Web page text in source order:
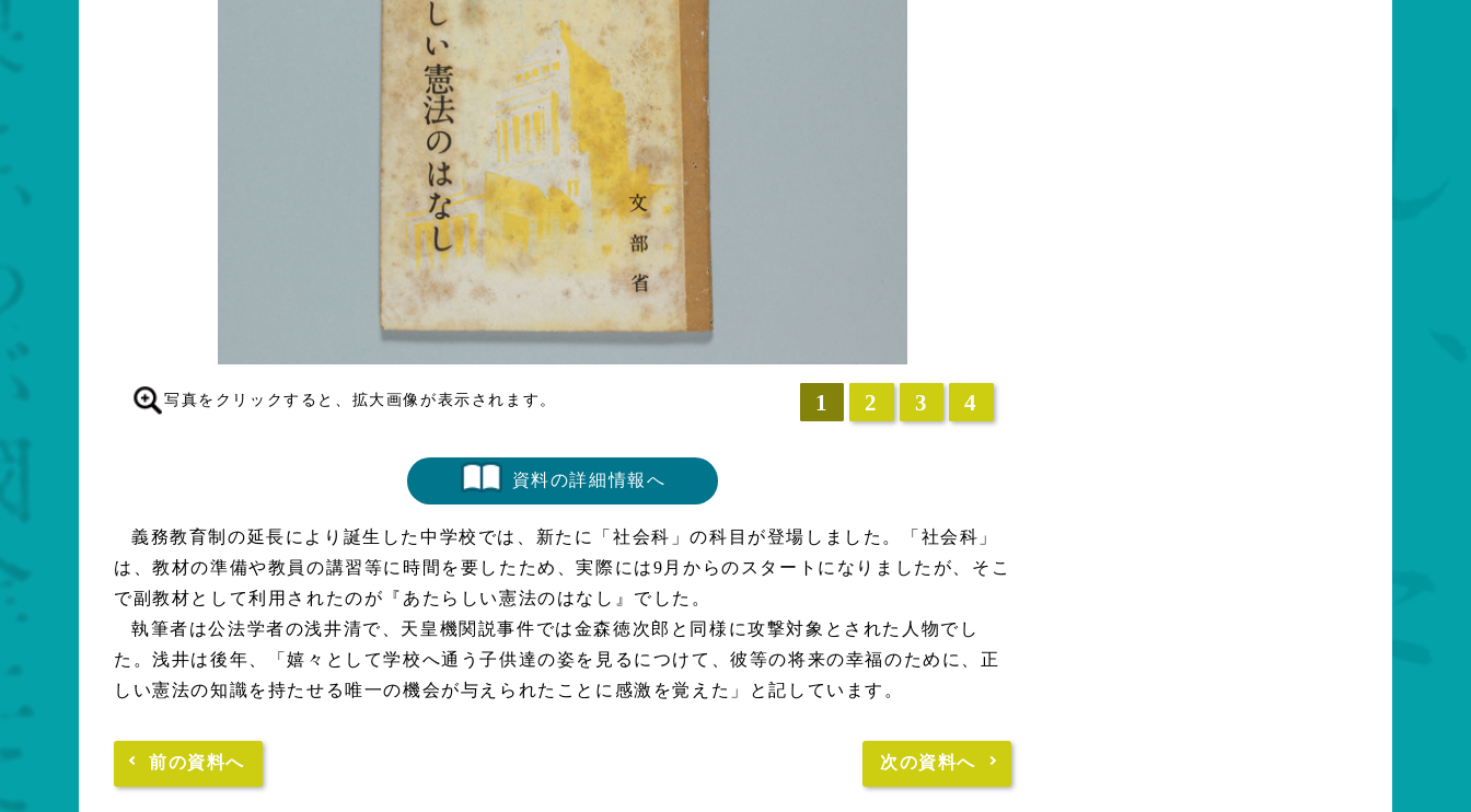
写真をクリックすると、拡大画像が表示されます。 1 2 3 4
資料の詳細情報へ
義務教育制の延長により誕生した中学校では、新たに「社会科」の科目が登場しました。「社会科」
は、教材の準備や教員の講習等に時間を要したため、実際には9月からのスタートになりましたが、そこ
で副教材として利用されたのが『あたらしい憲法のはなし』でした。
執筆者は公法学者の浅井清で、天皇機関説事件では金森徳次郎と同様に攻撃対象とされた人物でし
た。浅井は後年、「嬉々として学校へ通う子供達の姿を見るにつけて、彼等の将来の幸福のために、正
しい憲法の知識を持たせる唯一の機会が与えられたことに感激を覚えた」と記しています。
前の資料へ 次の資料へ